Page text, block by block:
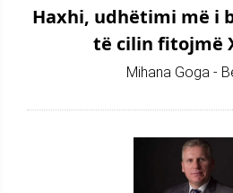
Haxhi, udhëtimi më i
të cilin fitojmë
Mihana Goga -